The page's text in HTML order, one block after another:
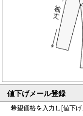
値下げメール登録
希望価格を入力し[値下